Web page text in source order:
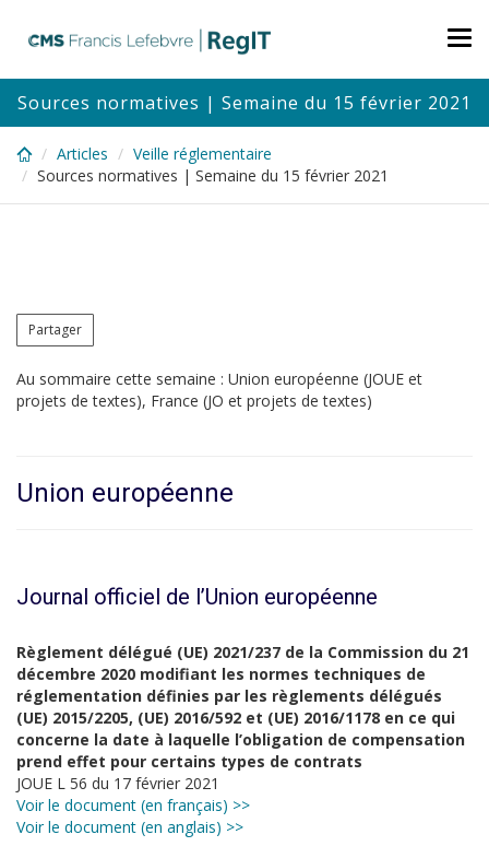
content
Sources normatives | Semaine du 15 février 2021
Articles
Veille réglementaire
Sources normatives | Semaine du 15 février 2021
Partager
Au sommaire cette semaine : Union européenne (JOUE et
projets de textes), France (JO et projets de textes)
Union européenne
Journal officiel de l’Union européenne
Règlement délégué (UE) 2021/237 de la Commission du 21
décembre 2020 modifiant les normes techniques de
réglementation définies par les règlements délégués
(UE) 2015/2205, (UE) 2016/592 et (UE) 2016/1178 en ce qui
concerne la date à laquelle l’obligation de compensation
prend effet pour certains types de contrats
JOUE L 56 du 17 février 2021
Voir le document (en français) >>
Voir le document (en anglais) >>